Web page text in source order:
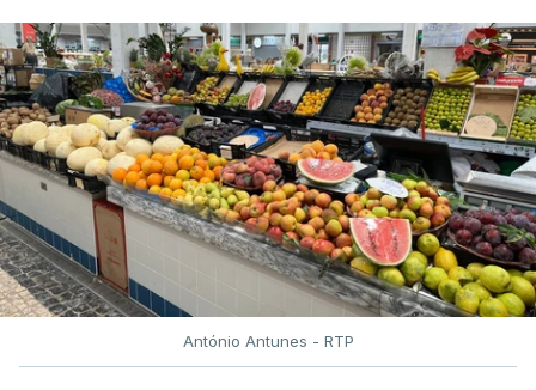
António Antunes - RTP